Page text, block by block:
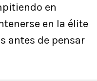
en
en la élite
antes de pensar